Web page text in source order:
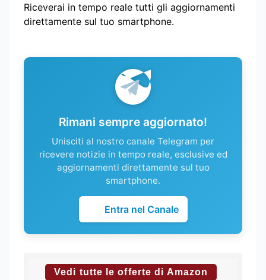
Riceverai in tempo reale tutti gli aggiornamenti
direttamente sul tuo smartphone.
Rimani sempre aggiornato!
Unisciti al nostro canale Telegram per
ricevere notizie in tempo reale, esclusive ed
aggiornamenti direttamente sul tuo
smartphone.
Entra nel Canale